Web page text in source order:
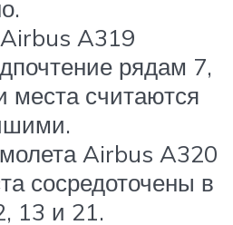
A319
рядам 7,
места считаются
Airbus A320
сосредоточены в
13 и 21.